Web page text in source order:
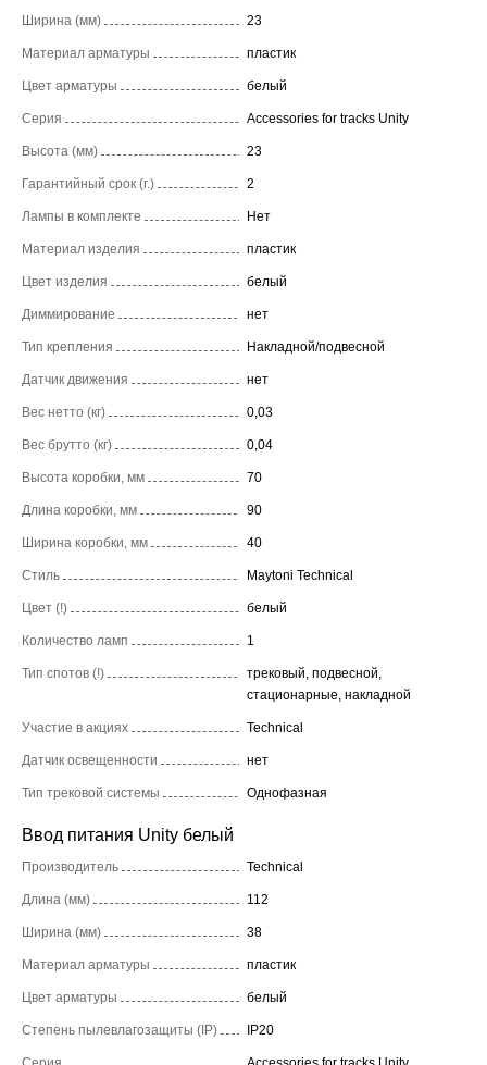
Ширина (мм) 23
Материал арматуры пластик
Цвет арматуры белый
Серия Accessories for tracks Unity
Высота (мм) 23
Гарантийный срок (г.) 2
Лампы в комплекте Нет
Материал изделия пластик
Цвет изделия белый
Диммирование нет
Тип крепления Накладной/подвесной
Датчик движения нет
Вес нетто (кг) 0,03
Вес брутто (кг) 0,04
Высота коробки, мм 70
Длина коробки, мм 90
Ширина коробки, мм 40
Стиль Maytoni Technical
Цвет (!) белый
Количество ламп 1
Тип спотов (!)
трековый, подвесной,
стационарные, накладной
Участие в акциях Technical
Датчик освещенности нет
Тип трековой системы Однофазная
Ввод питания Unity белый
Производитель Technical
Длина (мм) 112
Ширина (мм) 38
Материал арматуры пластик
Цвет арматуры белый
Степень пылевлагозащиты (IP) IP20